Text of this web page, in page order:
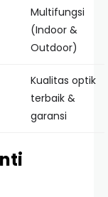
Multifungsi
(Indoor &
Outdoor)
Kualitas optik
terbaik &
garansi